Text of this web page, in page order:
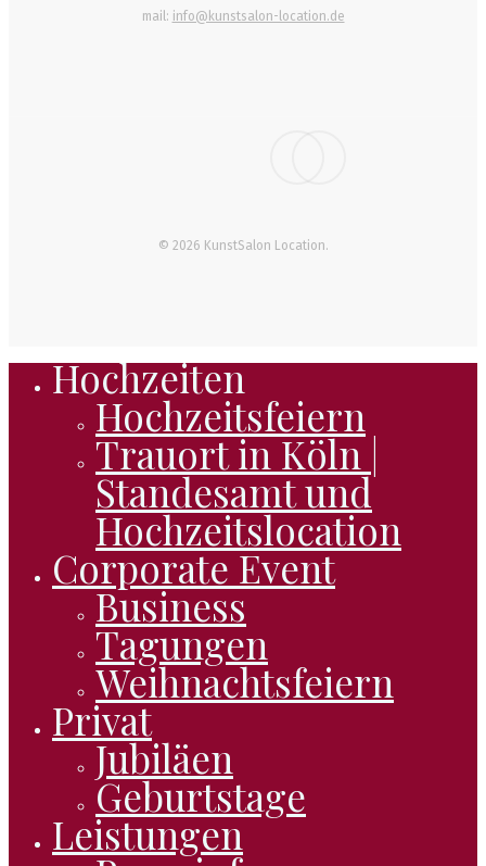
mail: info@kunstsalon-location.de
© 2026 KunstSalon Location.
Hochzeiten
Hochzeitsfeiern
Trauort in Köln |
Standesamt und
Hochzeitslocation
Corporate Event
Business
Tagungen
Weihnachtsfeiern
Privat
Jubiläen
Geburtstage
Leistungen